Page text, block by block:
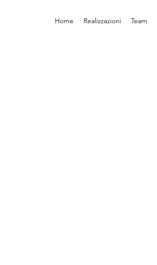
Home Realizzazioni Team